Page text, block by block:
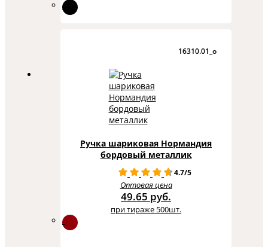
16310.01_o
Ручка шариковая Нормандия
бордовый металлик
4.7/5
Оптовая цена
49.65 руб.
при тираже 500шт.